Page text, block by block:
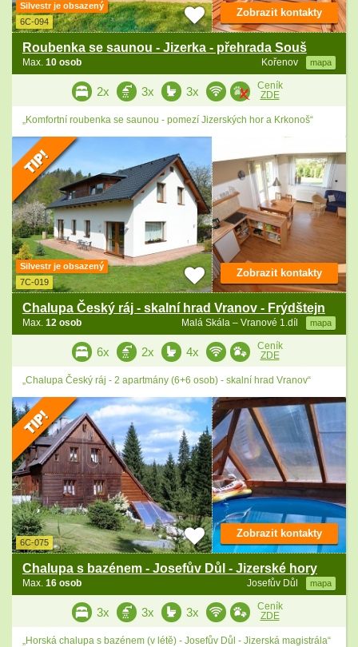
Silvestr je obsazený
6C-094
Roubenka se saunou - Jizerka - přehrada Souš
Kořenov mapa
Max. 10 osob
Zobrazit kontakty
2x 3x 3x
Ceník
ZDE
„Komfortní roubenka se saunou - pomezí Jizerských hor a Krkonoš“
Silvestr je obsazený
7C-019
Chalupa Český ráj - skalní hrad Vranov - Frýdštejn
Malá Skála – Vranové 1.díl mapa
Max. 12 osob
Zobrazit kontakty
6x 2x 4x
Ceník
ZDE
„Chalupa Český ráj - 2 apartmány (6+6 osob) - skalní hrad Vranov“
6C-075
Chalupa s bazénem - Josefův Důl - Jizerské hory
Josefův Důl mapa
Max. 16 osob
Zobrazit kontakty
3x 3x 3x
Ceník
ZDE
„Horská chalupa s bazénem (v létě) - Josefův Důl - Jizerská magistrála“